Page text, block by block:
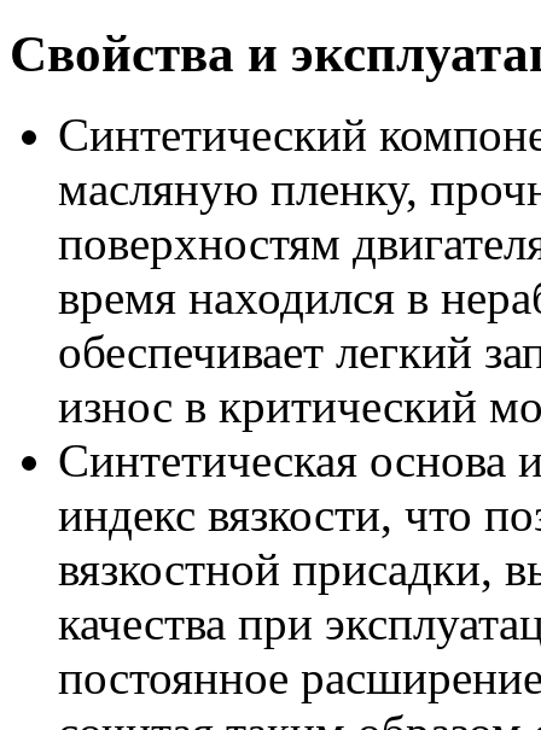
Свойства и
Синтетический
масляную пленку,
поверхностям
время находился в
обеспечивает легкий
износ в критический
Синтетическая основа
индекс вязкости, что
вязкостной присадки,
качества при
постоянное